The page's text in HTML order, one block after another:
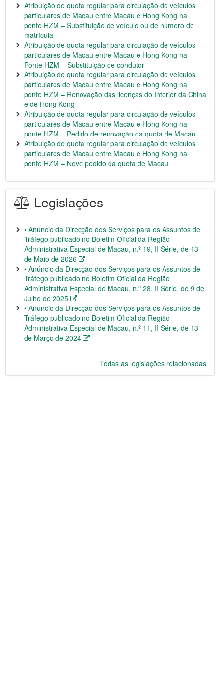
Atribuição de quota regular para circulação de veículos
particulares de Macau entre Macau e Hong Kong na
ponte HZM – Substituição de veículo ou de número de
matrícula
Atribuição de quota regular para circulação de veículos
particulares de Macau entre Macau e Hong Kong na
Ponte HZM – Substituição de condutor
Atribuição de quota regular para circulação de veículos
particulares de Macau entre Macau e Hong Kong na
ponte HZM – Renovação das licenças do Interior da China
e de Hong Kong
Atribuição de quota regular para circulação de veículos
particulares de Macau entre Macau e Hong Kong na
ponte HZM – Pedido de renovação da quota de Macau
Atribuição de quota regular para circulação de veículos
particulares de Macau entre Macau e Hong Kong na
ponte HZM – Novo pedido da quota de Macau
Legislações
• Anúncio da Direcção dos Serviços para os Assuntos de
Tráfego publicado no Boletim Oficial da Região
Administrativa Especial de Macau, n.º 19, II Série, de 13
de Maio de 2026
• Anúncio da Direcção dos Serviços para os Assuntos de
Tráfego publicado no Boletim Oficial da Região
Administrativa Especial de Macau, n.º 28, II Série, de 9 de
Julho de 2025
• Anúncio da Direcção dos Serviços para os Assuntos de
Tráfego publicado no Boletim Oficial da Região
Administrativa Especial de Macau, n.º 11, II Série, de 13
de Março de 2024
Todas as legislações relacionadas